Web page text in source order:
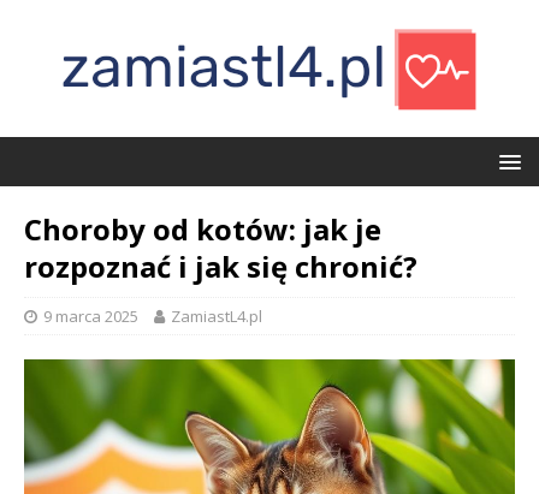
Choroby od kotów: jak je
rozpoznać i jak się chronić?
9 marca 2025 ZamiastL4.pl